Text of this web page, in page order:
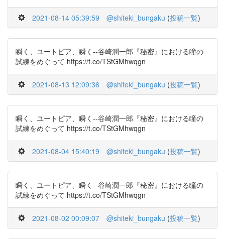
2021-08-14 05:39:59 @shiteki_bungaku (投稿一覧)
瞬く、ユートピア、瞬く--谷崎潤一郎『秘密』における瞳の
試練をめぐって https://t.co/TStGMhwqgn
2021-08-13 12:09:36 @shiteki_bungaku (投稿一覧)
瞬く、ユートピア、瞬く--谷崎潤一郎『秘密』における瞳の
試練をめぐって https://t.co/TStGMhwqgn
2021-08-04 15:40:19 @shiteki_bungaku (投稿一覧)
瞬く、ユートピア、瞬く--谷崎潤一郎『秘密』における瞳の
試練をめぐって https://t.co/TStGMhwqgn
2021-08-02 00:09:07 @shiteki_bungaku (投稿一覧)